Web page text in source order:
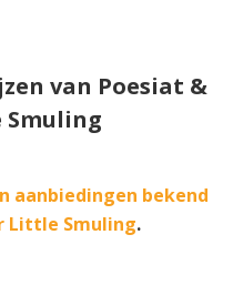
van Poesiat &
aanbiedingen bekend
Little Smuling.